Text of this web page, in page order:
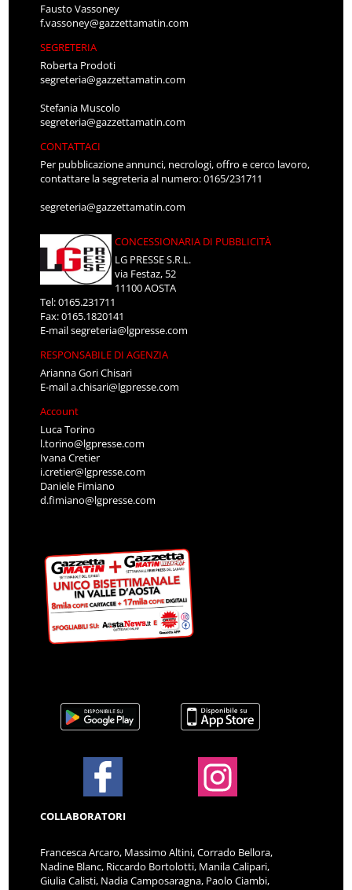
Fausto Vassoney
f.vassoney@gazzettamatin.com
SEGRETERIA
Roberta Prodoti
segreteria@gazzettamatin.com
Stefania Muscolo
segreteria@gazzettamatin.com
CONTATTACI
Per pubblicazione annunci, necrologi, offro e cerco lavoro,
contattare la segreteria al numero: 0165/231711
segreteria@gazzettamatin.com
CONCESSIONARIA DI PUBBLICITÀ
LG PRESSE S.R.L.
via Festaz, 52
11100 AOSTA
Tel: 0165.231711
Fax: 0165.1820141
E-mailsegreteria@lgpresse.com
RESPONSABILE DI AGENZIA
Arianna Gori Chisari
E-maila.chisari@lgpresse.com
Account
Luca Torino
l.torino@lgpresse.com
Ivana Cretier
i.cretier@lgpresse.com
Daniele Fimiano
d.fimiano@lgpresse.com
COLLABORATORI
Francesca Arcaro, Massimo Altini, Corrado Bellora,
Nadine Blanc, Riccardo Bortolotti, Manila Calipari,
Giulia Calisti, Nadia Camposaragna, Paolo Ciambi,